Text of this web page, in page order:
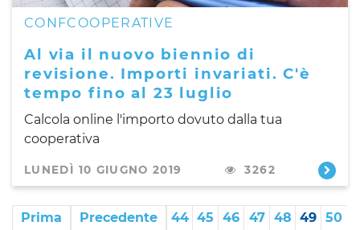
CONFCOOPERATIVE
Al via il nuovo biennio di
revisione. Importi invariati. C'è
tempo fino al 23 luglio
Calcola online l'importo dovuto dalla tua
cooperativa
LUNEDÌ 10 GIUGNO 2019 3262
Prima Precedente 44 45 46 47 48 49 50